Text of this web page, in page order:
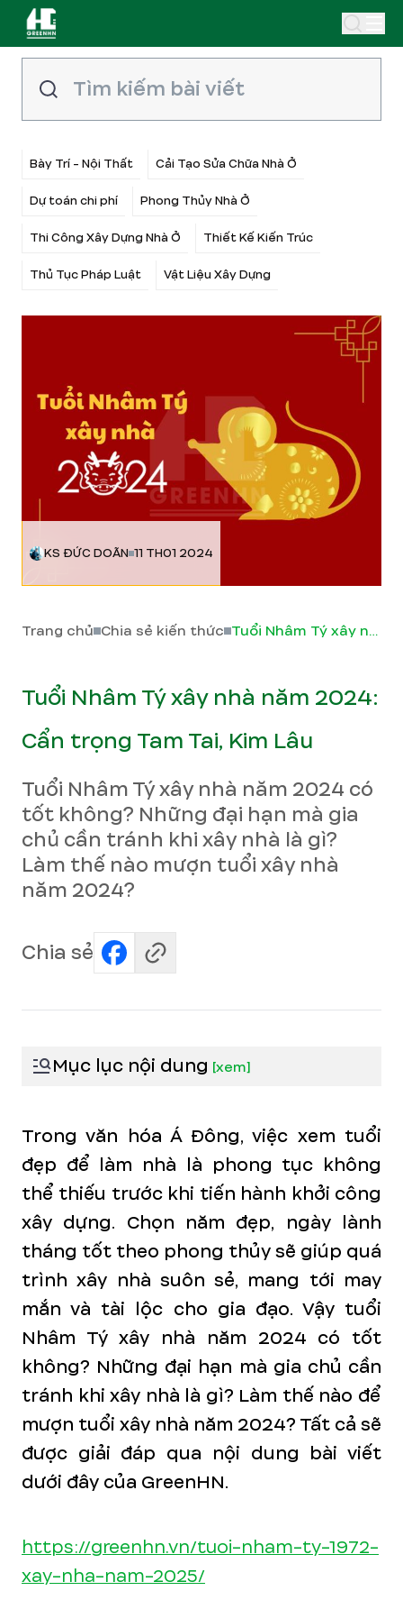
Bày Trí - Nội Thất Cải Tạo Sửa Chữa Nhà Ở
Dự toán chi phí Phong Thủy Nhà Ở
Thi Công Xây Dựng Nhà Ở Thiết Kế Kiến Trúc
Thủ Tục Pháp Luật Vật Liệu Xây Dựng
KS ĐỨC DOÃN 11 TH01 2024
Trang chủ Chia sẻ kiến thức Tuổi Nhâm Tý xây nhà năm 2024: Cẩn trọng Tam Tai, Kim Lâu
Tuổi Nhâm Tý xây nhà năm 2024:
Cẩn trọng Tam Tai, Kim Lâu
Tuổi Nhâm Tý xây nhà năm 2024 có
tốt không? Những đại hạn mà gia
chủ cần tránh khi xây nhà là gì?
Làm thế nào mượn tuổi xây nhà
năm 2024?
Chia sẻ
Mục lục nội dung [xem]
Trong văn hóa Á Đông, việc xem tuổi
đẹp để làm nhà là phong tục không
thể thiếu trước khi tiến hành khởi công
xây dựng. Chọn năm đẹp, ngày lành
tháng tốt theo phong thủy sẽ giúp quá
trình xây nhà suôn sẻ, mang tới may
mắn và tài lộc cho gia đạo. Vậy tuổi
Nhâm Tý xây nhà năm 2024 có tốt
không? Những đại hạn mà gia chủ cần
tránh khi xây nhà là gì? Làm thế nào để
mượn tuổi xây nhà năm 2024? Tất cả sẽ
được giải đáp qua nội dung bài viết
dưới đây của GreenHN.
https://greenhn.vn/tuoi-nham-ty-1972-
xay-nha-nam-2025/